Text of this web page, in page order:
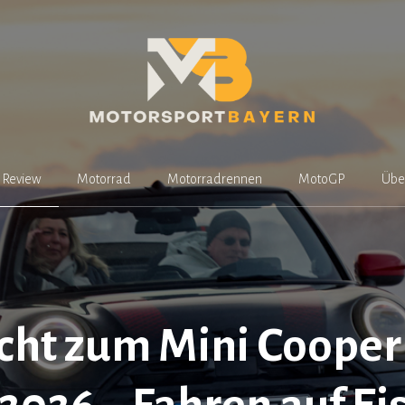
Review Motorrad Motorradrennen MotoGP
zum Mini Cooper